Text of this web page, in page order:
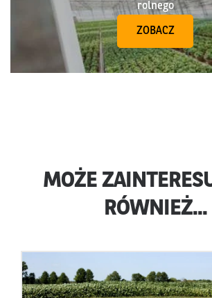
rolnego
ZOBACZ
MOŻE
RÓWNIEŻ...